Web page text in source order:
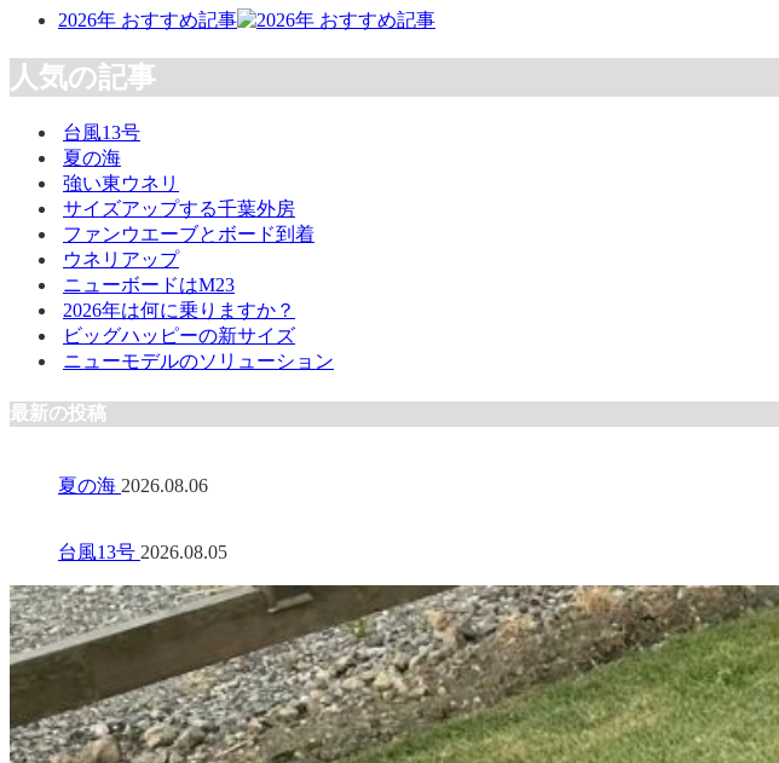
2026年 おすすめ記事
人気の記事
台風13号
夏の海
強い東ウネリ
サイズアップする千葉外房
ファンウエーブとボード到着
ウネリアップ
ニューボードはM23
2026年は何に乗りますか？
ビッグハッピーの新サイズ
ニューモデルのソリューション
最新の投稿
夏の海 2026.08.06
台風13号 2026.08.05